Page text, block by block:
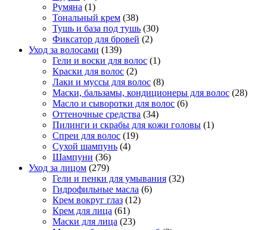
Румяна (1)
Тональный крем (38)
Тушь и база под тушь (30)
Фиксатор для бровей (2)
Уход за волосами (139)
Гели и воски для волос (1)
Краски для волос (2)
Лаки и муссы для волос (8)
Маски, бальзамы, кондиционеры для волос (28)
Масло и сыворотки для волос (6)
Оттеночные средства (34)
Пилинги и скрабы для кожи головы (1)
Спреи для волос (19)
Сухой шампунь (4)
Шампуни (36)
Уход за лицом (279)
Гели и пенки для умывания (32)
Гидрофильные масла (6)
Крем вокруг глаз (12)
Крем для лица (61)
Маски для лица (23)